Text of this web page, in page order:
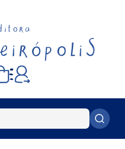
vazio
seus livros, eles aparecem aqui.